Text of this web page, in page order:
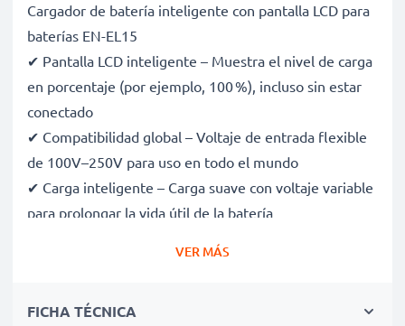
Cargador de batería inteligente con pantalla LCD para
baterías EN-EL15
✔ Pantalla LCD inteligente – Muestra el nivel de carga
en porcentaje (por ejemplo, 100 %), incluso sin estar
conectado
✔ Compatibilidad global – Voltaje de entrada flexible
de 100V–250V para uso en todo el mundo
✔ Carga inteligente – Carga suave con voltaje variable
para prolongar la vida útil de la batería
✔ Compacto y ligero – Cabe perfectamente en tu
VER MÁS
FICHA TÉCNICA